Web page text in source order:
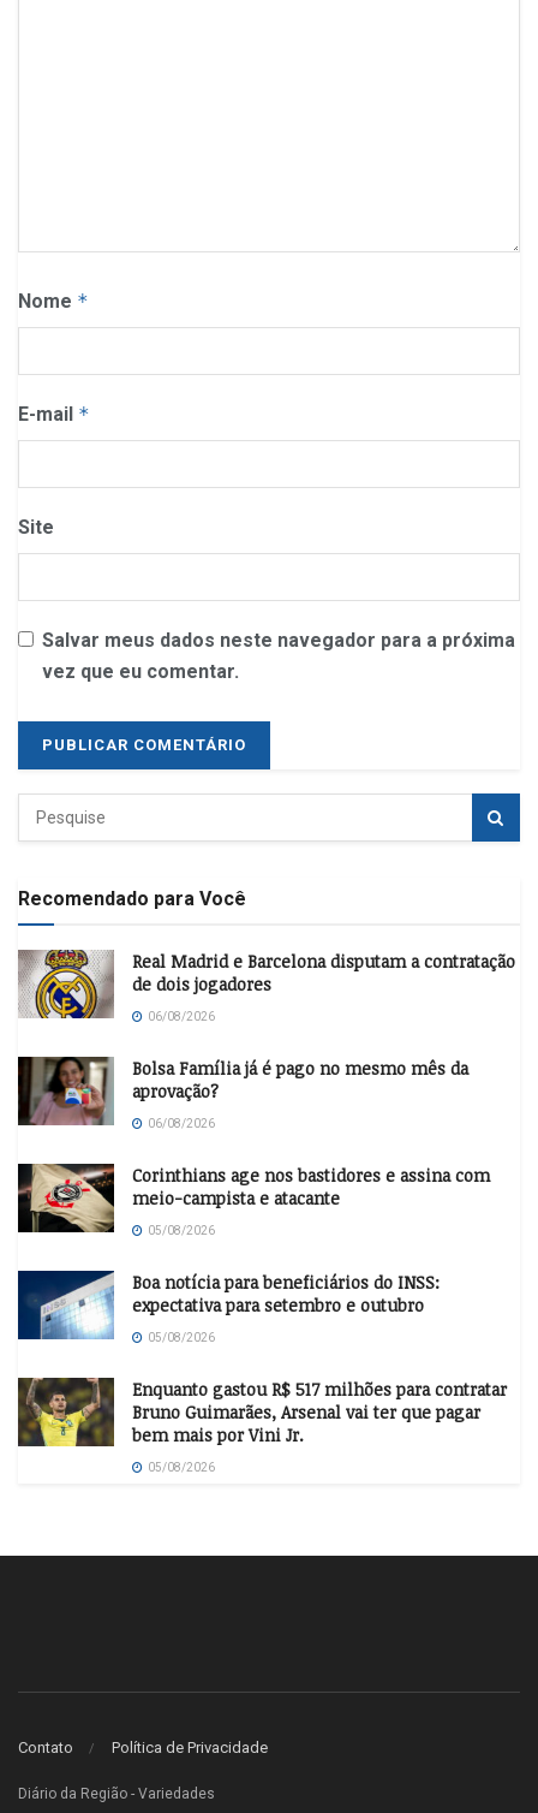
Nome *
E-mail *
Site
Salvar meus dados neste navegador para a próxima
vez que eu comentar.
Recomendado para Você
Real Madrid e Barcelona disputam a contratação
de dois jogadores
06/08/2026
Bolsa Família já é pago no mesmo mês da
aprovação?
06/08/2026
Corinthians age nos bastidores e assina com
meio-campista e atacante
05/08/2026
Boa notícia para beneficiários do INSS:
expectativa para setembro e outubro
05/08/2026
Enquanto gastou R$ 517 milhões para contratar
Bruno Guimarães, Arsenal vai ter que pagar
bem mais por Vini Jr.
05/08/2026
Contato Política de Privacidade
Diário da Região - Variedades